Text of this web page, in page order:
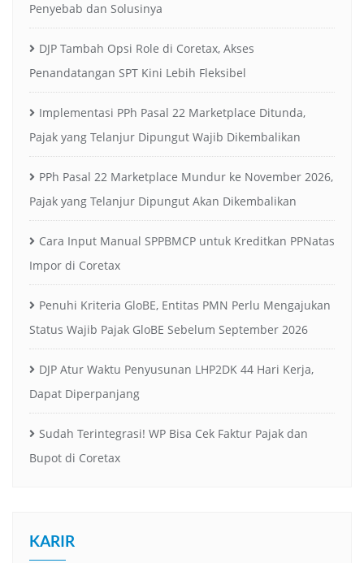
Penyebab dan Solusinya
DJP Tambah Opsi Role di Coretax, Akses
Penandatangan SPT Kini Lebih Fleksibel
Implementasi PPh Pasal 22 Marketplace Ditunda,
Pajak yang Telanjur Dipungut Wajib Dikembalikan
PPh Pasal 22 Marketplace Mundur ke November 2026,
Pajak yang Telanjur Dipungut Akan Dikembalikan
Cara Input Manual SPPBMCP untuk Kreditkan PPNatas
Impor di Coretax
Penuhi Kriteria GloBE, Entitas PMN Perlu Mengajukan
Status Wajib Pajak GloBE Sebelum September 2026
DJP Atur Waktu Penyusunan LHP2DK 44 Hari Kerja,
Dapat Diperpanjang
Sudah Terintegrasi! WP Bisa Cek Faktur Pajak dan
Bupot di Coretax
KARIR